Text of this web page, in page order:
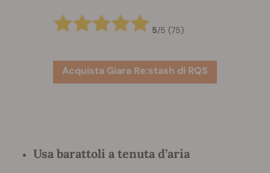
5/5 (75)
Acquista Giara Re:stash di RQS
Usa barattoli a tenuta d’aria